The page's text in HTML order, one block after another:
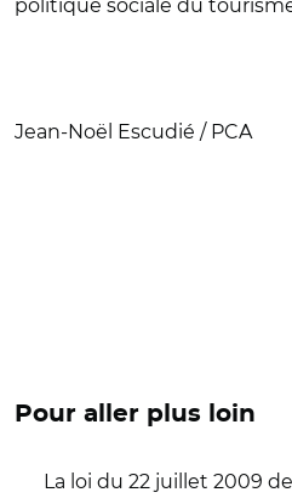
politique sociale du
Jean-Noël Escudié / PCA
Pour aller plus loin
La loi du 22 juillet 2009